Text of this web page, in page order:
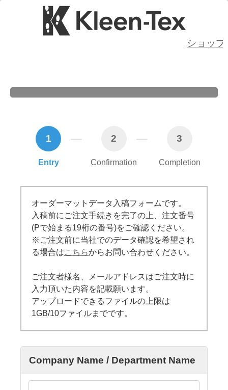
ショッ
1
Entry
2
Confirmation
3
Completion
オーダーマットデータ入稿フォームです。
入稿前にご注文手続きを完了の上、注文番号
(Pで始まる19桁の番号)をご確認ください。
※ご注文前に当社でのデータ確認を希望され
る場合はこちらからお問い合わせください。
ご注文者様名、メールアドレスはご注文時に
入力頂いた内容を記載願います。
アップロードできるファイルの上限は
1GB/10ファイルまでです。
Company Name / Department Name